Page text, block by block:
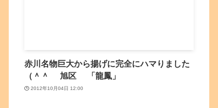
赤川名物巨大から揚げに完全にハマりました
（＾＾ 旭区 「龍鳳」
2012年10月04日 12:00